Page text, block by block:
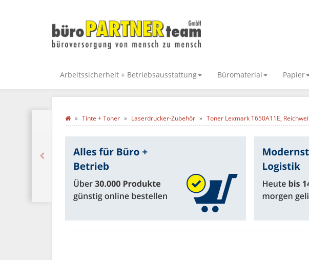
Arbeitssicherheit + Betriebsausstattung Büromaterial Papier
Tinte + Toner Laserdrucker-Zubehör Toner Lexmark T650A11E,